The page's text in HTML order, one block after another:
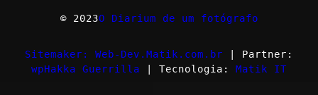
© 2023O Diarium de um fotógrafo
Sitemaker: Web-Dev.Matik.com.br | Partner:
wpHakka Guerrilla | Tecnologia: Matik IT